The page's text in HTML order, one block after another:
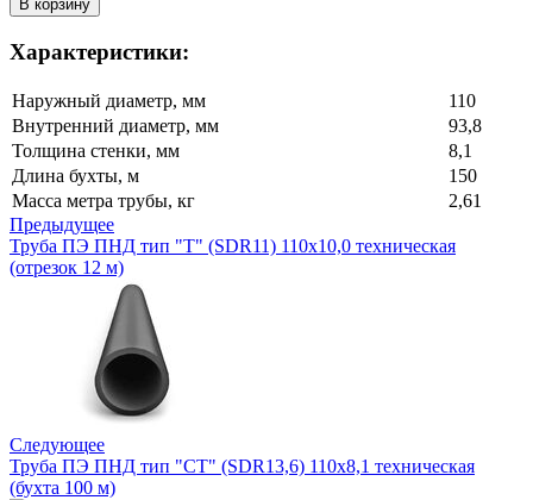
Характеристики:
Наружный диаметр, мм
110
Внутренний диаметр, мм
93,8
Толщина стенки, мм
8,1
Длина бухты, м
150
Масса метра трубы, кг
2,61
Предыдущее
Труба ПЭ ПНД тип "Т" (SDR11) 110х10,0 техническая
(отрезок 12 м)
Следующее
Труба ПЭ ПНД тип "СТ" (SDR13,6) 110х8,1 техническая
(бухта 100 м)